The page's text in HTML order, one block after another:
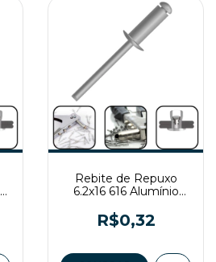
Rebite de Repuxo
6.2x16 616 Alumínio
R$0,32